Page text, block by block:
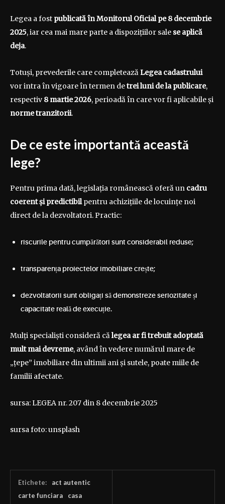
Legea a fost publicată în Monitorul Oficial pe 8 decembrie
2025, iar cea mai mare parte a dispozițiilor sale se aplică
deja.
Totuși, prevederile care completeazăLegea cadastrului
vor intra în vigoare în termen detrei luni de la publicare,
respectiv 8 martie 2026, perioadă în care vor fi aplicabile și
norme tranzitorii.
De ce este importantă această
lege?
Pentru prima dată, legislația românească oferă un cadru
coerent și predictibilpentru achizițiile de locuințe noi
direct de la dezvoltatori. Practic:
riscurile pentru cumpărători sunt considerabil reduse;
transparența proiectelor imobiliare crește;
dezvoltatorii sunt obligați să demonstreze seriozitate și
capacitate reală de execuție.
Mulți specialiști consideră călegea ar fi trebuit adoptată
mult mai devreme, având în vedere numărul mare de
„țepe” imobiliare din ultimii ani și sutele, poate miile de
familii afectate.
sursa: LEGEA nr. 207 din 8 decembrie 2025
sursa foto: unsplash
Etichete:
act autentic
carte funciara
casa